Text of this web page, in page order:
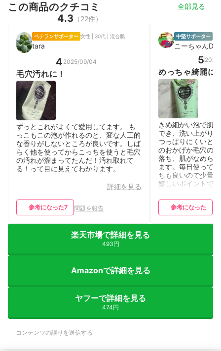
この商品のクチコミ 全部見る
4.3 （22件）
ベテランサポーター 女性 | 30代 | 混合肌
tara
4 2025/09/04
毛穴汚れに！
ずっとこれがよくて愛用してます。 も
っこもこの泡が作れるのと、変な人工的
な香りがしないところが良いです。しば
らく他を使ってからこっちを使うと毛穴
の汚れが溜まってたんだ！汚れ取れて
る！って目に見えてわかります。
詳細を見る
参考になった7 問題を報告
中堅サポーター
こーちゃんDJ
5
めっちゃ綺麗に
きめ細かい泡で肌
でき、洗い上がり
つっぱりにくいと
のおかげか毛穴の
落ち、肌がなめら
ます。毎日使って
ちも良いので少量
嬉しいポイントで
方におすすめでき
参考になった
楽天市場で詳細を見る
493円
Amazonで詳細を見る
ヤフーで詳細を見る
474円
コンテンツの誤りを送信する